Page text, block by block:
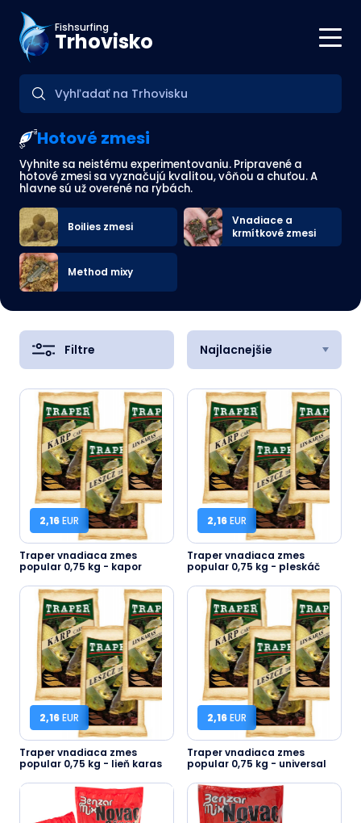
Fishsurfing
Trhovisko
Hotové zmesi
Vyhnite sa neistému experimentovaniu. Pripravené a
hotové zmesi sa vyznačujú kvalitou, vôňou a chuťou. A
hlavne sú už overené na rybách.
Boilies zmesi
Vnadiace a
krmítkové zmesi
Method mixy
Filtre Najlacnejšie
2,16EUR
Traper vnadiaca zmes
popular 0,75 kg - kapor
2,16EUR
Traper vnadiaca zmes
popular 0,75 kg - pleskáč
2,16EUR
Traper vnadiaca zmes
popular 0,75 kg - lieň karas
2,16EUR
Traper vnadiaca zmes
popular 0,75 kg - universal